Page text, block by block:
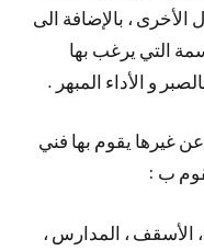
الأخرى ، بالإضافة الى
التي يرغب بها
و الأداء المبهر .
غيرها يقوم بها فني
ب :
الأسقف ، المدارس ،